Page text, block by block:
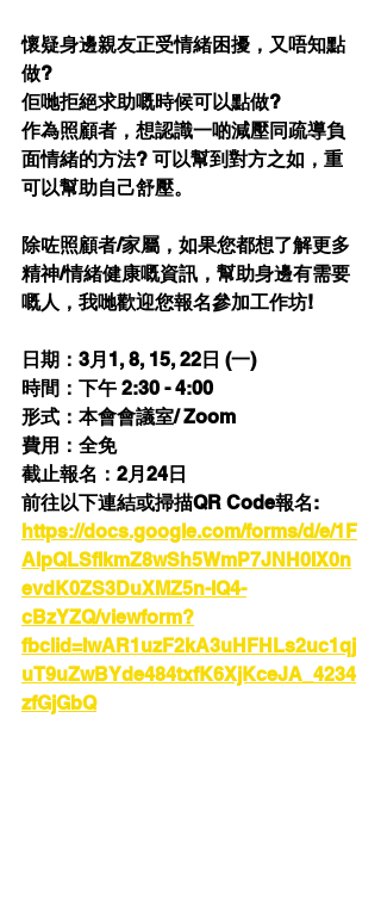
懷疑身邊親友正受情緒困擾，又唔知點
做?
佢哋拒絕求助嘅時候可以點做?
作為照顧者，想認識一啲減壓同疏導負
面情緒的方法? 可以幫到對方之如，重
可以幫助自己舒壓。
除咗照顧者/家屬，如果您都想了解更多
精神/情緒健康嘅資訊，幫助身邊有需要
嘅人，我哋歡迎您報名參加工作坊!
日期：3月1, 8, 15, 22日 (一)
時間：下午 2:30 - 4:00
形式：本會會議室/ Zoom
費用：全免
截止報名：2月24日
前往以下連結或掃描QR Code報名:
https://docs.google.com/forms/d/e/1F
AIpQLSfIkmZ8wSh5WmP7JNH0IX0n
evdK0ZS3DuXMZ5n-lQ4-
cBzYZQ/viewform?
fbclid=IwAR1uzF2kA3uHFHLs2uc1qj
uT9uZwBYde484txfK6XjKceJA_4234
zfGjGbQ